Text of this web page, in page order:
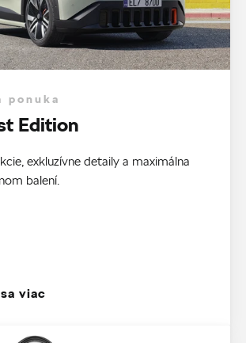
ponuka
Edition
exkluzívne detaily a maximálna
balení.
viac